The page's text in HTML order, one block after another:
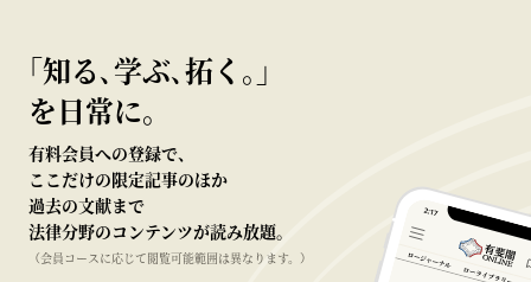
｢知る､学ぶ､拓く｡｣
を日常に。
有料会員への登録で、
ここだけの限定記事のほか
過去の文献まで
法律分野のコンテンツが読み放題。
（会員コースに応じて閲覧可能範囲は異なります。）